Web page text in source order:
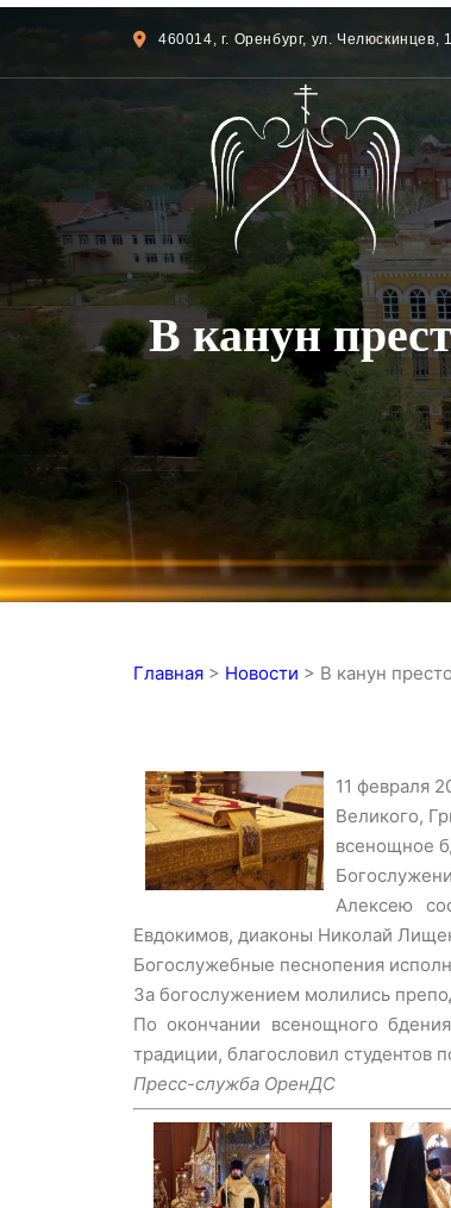
460014, г. Оренбург, ул. Челюскинцев,
В канун
Главная > Новости > В канун
11 февраля
Великого,
всенощное
Алексею
Евдокимов, диаконы Николай
Богослужебные песнопения
За богослужением молились
По окончании всенощного
традиции, благословил студентов
Пресс-служба ОренДС